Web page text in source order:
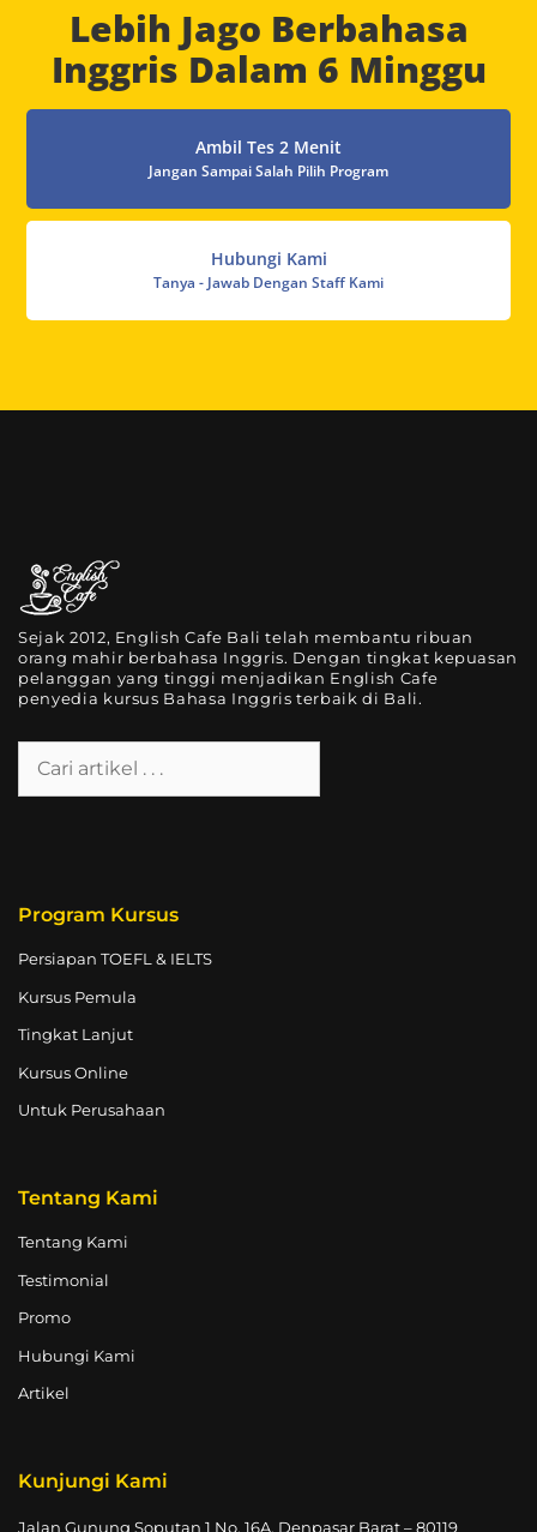
Lebih Jago Berbahasa
Inggris Dalam 6 Minggu
Ambil Tes 2 Menit
Jangan Sampai Salah Pilih Program
Hubungi Kami
Tanya - Jawab Dengan Staff Kami
Sejak 2012, English Cafe Bali telah membantu ribuan
orang mahir berbahasa Inggris. Dengan tingkat kepuasan
pelanggan yang tinggi menjadikan English Cafe
penyedia kursus Bahasa Inggris terbaik di Bali.
Program Kursus
Persiapan TOEFL & IELTS
Kursus Pemula
Tingkat Lanjut
Kursus Online
Untuk Perusahaan
Tentang Kami
Tentang Kami
Testimonial
Promo
Hubungi Kami
Artikel
Kunjungi Kami
Jalan Gunung Soputan 1 No. 16A, Denpasar Barat – 80119